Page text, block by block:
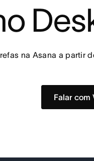
na Asana a partir
Falar com